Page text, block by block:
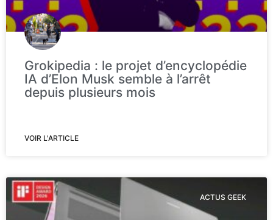
Grokipedia : le projet d’encyclopédie
IA d’Elon Musk semble à l’arrêt
depuis plusieurs mois
VOIR L'ARTICLE
ACTUS GEEK